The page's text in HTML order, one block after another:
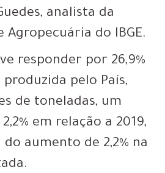
analista da
Agropecuária do IBGE.
responder por 26,9%
pelo País,
de toneladas, um
em relação a 2019,
aumento de 2,2% na